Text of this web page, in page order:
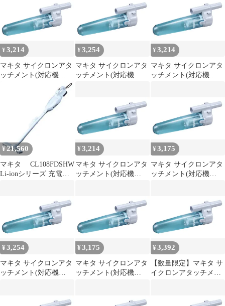
1.5Ah 【バッテリ・充
電器 付属】 掃除機 ス
ティック型 カプセル式
makita cl108 ハンディ
小型 軽量 軽い 人気
CL108FD 一人暮
¥3,214
マキタ サイクロンアタ
ッチメント(対応機
種:CL108／107／106／
105／110／14x／18x)
¥3,254
マキタ サイクロンアタ
ッチメント(対応機
¥3,214
マキタ サイクロンアタ
ッチメント(対応機
¥21,560
マキタ CL108FDSHW
Li-ionシリーズ 充電式
¥3,214
マキタ サイクロンアタ
ッチメント(対応機
¥3,175
マキタ サイクロンアタ
ッチメント(対応機
¥3,254
マキタ サイクロンアタ
ッチメント(対応機
¥3,175
マキタ サイクロンアタ
ッチメント(対応機
¥3,392
【数量限定】マキタ サ
イクロンアタッチメン
10/14x/18x) A-67169